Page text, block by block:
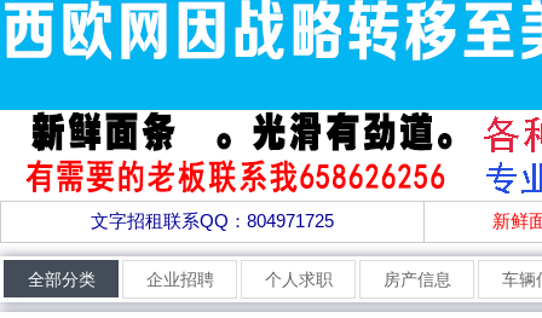
文字招租联系QQ：804971725 新鲜
全部分类 企业招聘 个人求职 房产信息 车辆